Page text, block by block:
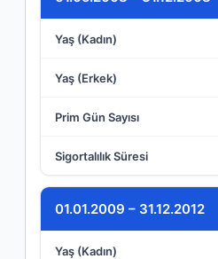
01.01.2009 – 31.12.2012